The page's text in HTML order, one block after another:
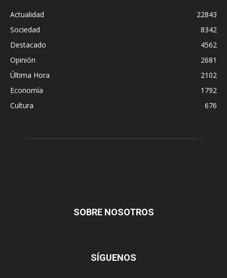
Actualidad
22843
Sociedad
8342
Destacado
4562
Opinión
2681
Última Hora
2102
Economía
1792
Cultura
676
SOBRE NOSOTROS
SÍGUENOS